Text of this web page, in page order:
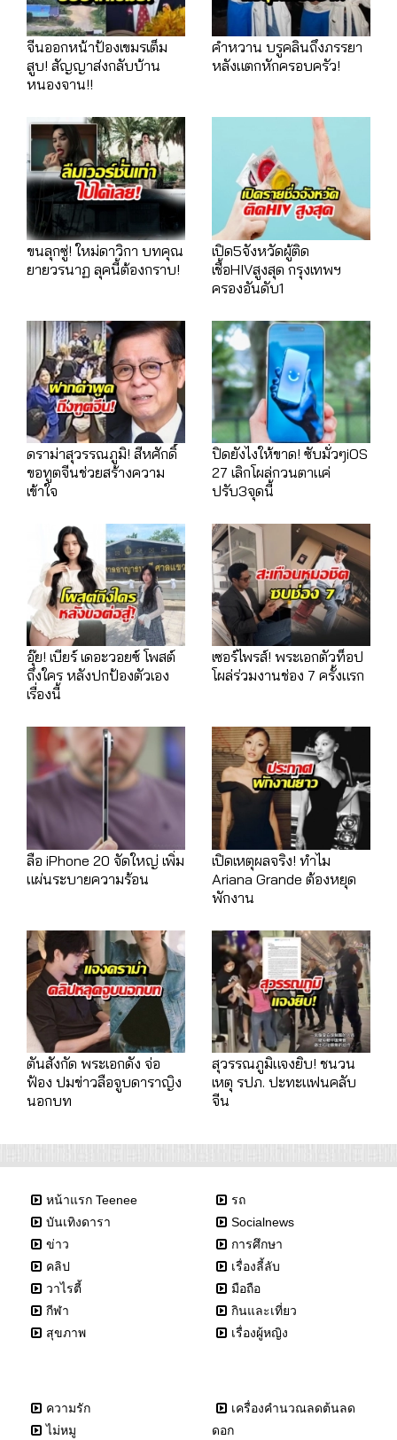
จีนออกหน้าป้องเขมรเต็ม
สูบ! สัญญาส่งกลับบ้าน
หนองจาน!!
คำหวาน บรูคลินถึงภรรยา
หลังแตกหักครอบครัว!
ขนลุกซู่! ใหม่ดาวิกา บทคุณ
ยายวรนาฏ ลุคนี้ต้องกราบ!
เปิด5จังหวัดผู้ติด
เชื้อHIVสูงสุด กรุงเทพฯ
ครองอันดับ1
ดราม่าสุวรรณภูมิ! สีหศักดิ์
ขอทูตจีนช่วยสร้างความ
เข้าใจ
ปิดยังไงให้ขาด! ซับมั่วๆiOS
27 เลิกโผล่กวนตาแค่
ปรับ3จุดนี้
อุ๊ย! เบียร์ เดอะวอยซ์ โพสต์
ถึงใคร หลังปกป้องตัวเอง
เรื่องนี้
เซอร์ไพรส์! พระเอกตัวท็อป
โผล่ร่วมงานช่อง 7 ครั้งแรก
ลือ iPhone 20 จัดใหญ่ เพิ่ม
แผ่นระบายความร้อน
เปิดเหตุผลจริง! ทำไม
Ariana Grande ต้องหยุด
พักงาน
ตันสังกัด พระเอกดัง จ่อ
ฟ้อง ปมข่าวลือจูบดาราญิง
นอกบท
สุวรรณภูมิแจงยิบ! ชนวน
เหตุ รปภ. ปะทะแฟนคลับ
จีน
หน้าแรก Teenee
บันเทิงดารา
ข่าว
คลิป
วาไรตี้
กีฬา
สุขภาพ
รถ
Socialnews
การศึกษา
เรื่องลี้ลับ
มือถือ
กินและเที่ยว
เรื่องผู้หญิง
ความรัก
ไม่หมู
เครื่องคำนวณลดต้นลด
ดอก